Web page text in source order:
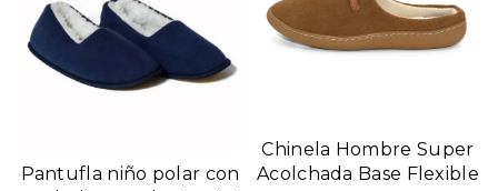
Chinela Hombre Super
Acolchada Base Flexible
Pantufla niño polar con